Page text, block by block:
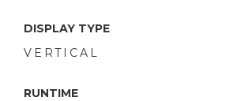
DISPLAY TYPE
VERTICAL
RUNTIME